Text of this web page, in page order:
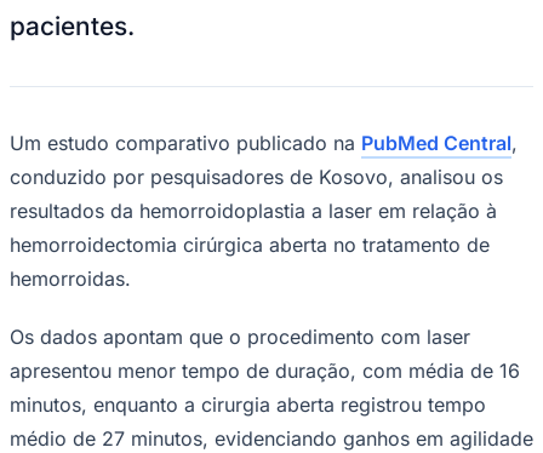
Competições de Futebol
Brasileirão Série B
Libertadores
Sul-Americana
Copa América
Champions League
Premier League
La Liga
Bundesliga
Times - Ir direto
pacientes.
Um estudo comparativo publicado na PubMed Central,
conduzido por pesquisadores de Kosovo, analisou os
resultados da hemorroidoplastia a laser em relação à
hemorroidectomia cirúrgica aberta no tratamento de
hemorroidas.
Os dados apontam que o procedimento com laser
apresentou menor tempo de duração, com média de 16
minutos, enquanto a cirurgia aberta registrou tempo
médio de 27 minutos, evidenciando ganhos em agilidade